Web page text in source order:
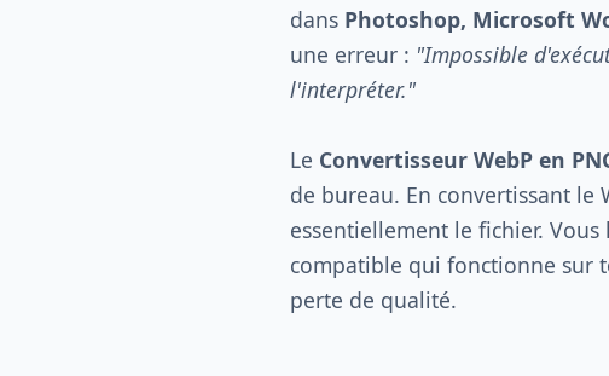
dans Photoshop, Microsoft
une erreur : "Impossible
l'interpréter."
Le Convertisseur WebP en
de bureau. En convertissant le
essentiellement le fichier.
compatible qui fonctionne sur
perte de qualité.